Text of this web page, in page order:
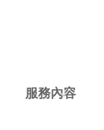
服務內容